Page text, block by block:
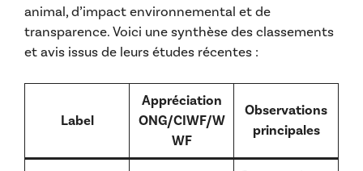
animal, d’impact environnemental et de
transparence. Voici une synthèse des classements
et avis issus de leurs études récentes :
Label
Appréciation
ONG/CIWF/W
WF
Observations
principales